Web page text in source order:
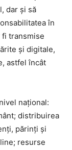
dar și să
în
transmise
și digitale,
astfel încât
național:
distribuirea
părinți și
resurse